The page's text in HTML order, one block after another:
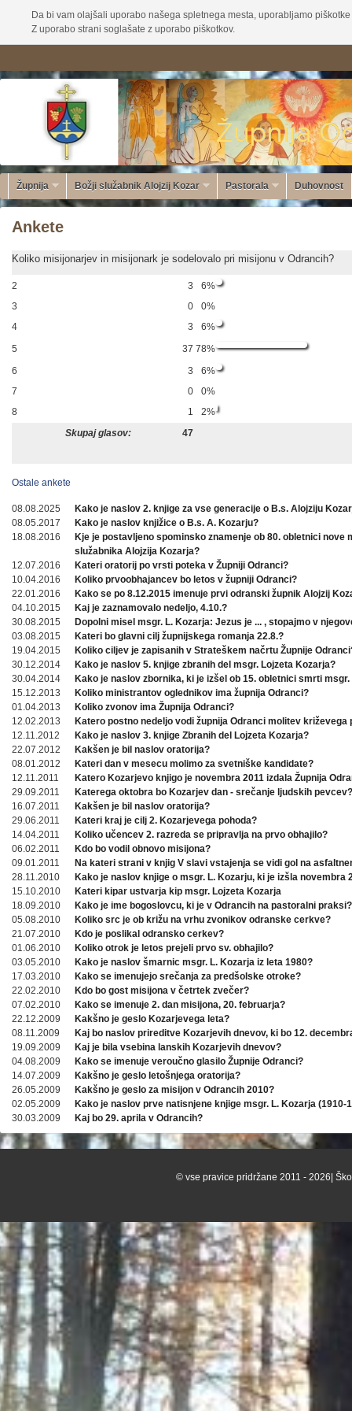
Da bi vam olajšali uporabo našega spletnega mesta, uporabljamo
Z uporabo strani soglašate z uporabo piškotkov.
Župnija Božji služabnik Alojzij Kozar Pastorala Duhovnost
Ankete
Koliko misijonarjev in misijonark je sodelovalo pri misijonu v Odrancih?
2 3
6%
3
0
0%
4
3
6%
5
37 78%
6
3
6%
7
0
0%
8
1
2%
Skupaj glasov:
47
Ostale ankete
08.08.2025
Kako je naslov 2. knjige za vse generacije o B.s. Alojziju
08.05.2017
Kako je naslov knjižice o B.s. A. Kozarju?
18.08.2016
Kje je postavljeno spominsko znamenje ob 80. obletnici nove
služabnika Alojzija Kozarja?
12.07.2016
Kateri oratorij po vrsti poteka v Župniji Odranci?
10.04.2016
Koliko prvoobhajancev bo letos v župniji Odranci?
22.01.2016
Kako se po 8.12.2015 imenuje prvi odranski župnik Alojzij
04.10.2015
Kaj je zaznamovalo nedeljo, 4.10.?
30.08.2015
Dopolni misel msgr. L. Kozarja: Jezus je ... , stopajmo v
03.08.2015
Kateri bo glavni cilj župnijskega romanja 22.8.?
19.04.2015
Koliko ciljev je zapisanih v Strateškem načrtu Župnije
30.12.2014
Kako je naslov 5. knjige zbranih del msgr. Lojzeta Kozarja?
30.04.2014
Kako je naslov zbornika, ki je izšel ob 15. obletnici smrti msgr.
15.12.2013
Koliko ministrantov oglednikov ima župnija Odranci?
01.04.2013
Koliko zvonov ima Župnija Odranci?
12.02.2013
Katero postno nedeljo vodi župnija Odranci molitev križevega
12.11.2012
Kako je naslov 3. knjige Zbranih del Lojzeta Kozarja?
22.07.2012
Kakšen je bil naslov oratorija?
08.01.2012
Kateri dan v mesecu molimo za svetniške kandidate?
12.11.2011
Katero Kozarjevo knjigo je novembra 2011 izdala Župnija
29.09.2011
Katerega oktobra bo Kozarjev dan - srečanje ljudskih pevcev?
16.07.2011
Kakšen je bil naslov oratorija?
29.06.2011
Kateri kraj je cilj 2. Kozarjevega pohoda?
14.04.2011
Koliko učencev 2. razreda se pripravlja na prvo obhajilo?
06.02.2011
Kdo bo vodil obnovo misijona?
09.01.2011
Na kateri strani v knjig V slavi vstajenja se vidi gol na
28.11.2010
Kako je naslov knjige o msgr. L. Kozarju, ki je izšla novembra
15.10.2010
Kateri kipar ustvarja kip msgr. Lojzeta Kozarja
18.09.2010
Kako je ime bogoslovcu, ki je v Odrancih na pastoralni praksi?
05.08.2010
Koliko src je ob križu na vrhu zvonikov odranske cerkve?
21.07.2010
Kdo je poslikal odransko cerkev?
01.06.2010
Koliko otrok je letos prejeli prvo sv. obhajilo?
03.05.2010
Kako je naslov šmarnic msgr. L. Kozarja iz leta 1980?
17.03.2010
Kako se imenujejo srečanja za predšolske otroke?
22.02.2010
Kdo bo gost misijona v četrtek zvečer?
07.02.2010
Kako se imenuje 2. dan misijona, 20. februarja?
22.12.2009
Kakšno je geslo Kozarjevega leta?
08.11.2009
Kaj bo naslov prireditve Kozarjevih dnevov, ki bo 12.
19.09.2009
Kaj je bila vsebina lanskih Kozarjevih dnevov?
04.08.2009
Kako se imenuje veroučno glasilo Župnije Odranci?
14.07.2009
Kakšno je geslo letošnjega oratorija?
26.05.2009
Kakšno je geslo za misijon v Odrancih 2010?
02.05.2009
Kako je naslov prve natisnjene knjige msgr. L. Kozarja (1910-
30.03.2009
Kaj bo 29. aprila v Odrancih?
© vse pravice pridržane 2011 - 2026|